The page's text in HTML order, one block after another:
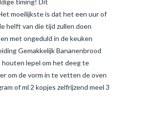
muggenbeten en
tijgermuggenbeten? Welke
tijgermuggen uit te roeien?
in-frankrijk wonen-vendee
timing! Dit
moeilijkste is dat het een uur of
helft van die tijd zullen doen
met ongeduld in de keuken
Gemakkelijk Bananenbrood
lepel om het deeg te
om de vorm in te vetten de oven
of ml 2 kopjes zelfrijzend meel 3